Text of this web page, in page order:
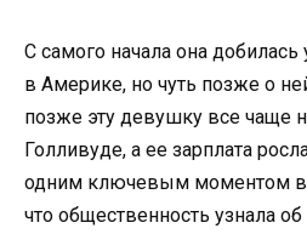
С самого начала она
в Америке, но чуть позже о
позже эту девушку все чаще
Голливуде, а ее зарплата
одним ключевым моментом в
что общественность узнала